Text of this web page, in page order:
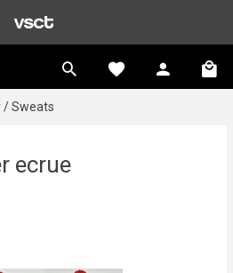
/ Sweats
ecrue